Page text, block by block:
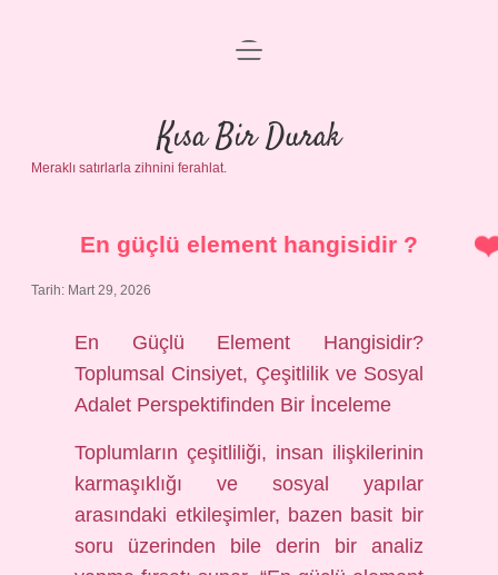
Anasayfa
Gizlilik Politikası
Yasal Uyarı
menüyü
Kısa Bir Durak
Meraklı satırlarla zihnini ferahlat.
En güçlü element hangisidir ?
Tarih: Mart 29, 2026
En Güçlü Element Hangisidir?
Toplumsal Cinsiyet, Çeşitlilik ve Sosyal
Adalet Perspektifinden Bir İnceleme
Toplumların çeşitliliği, insan ilişkilerinin
karmaşıklığı ve sosyal yapılar
arasındaki etkileşimler, bazen basit bir
soru üzerinden bile derin bir analiz